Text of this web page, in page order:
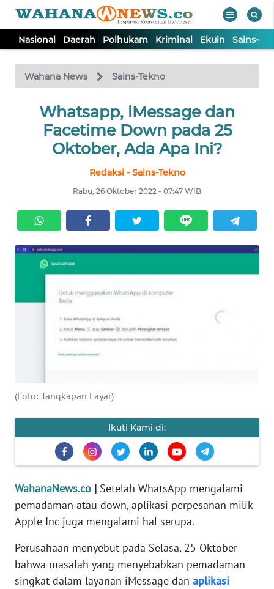
Nasional Daerah Polhukam Kriminal Ekuin Sains-
Wahana News Sains-Tekno
Whatsapp, iMessage dan
Facetime Down pada 25
Oktober, Ada Apa Ini?
Redaksi - Sains-Tekno
Rabu, 26 Oktober 2022 - 07:47 WIB
(Foto: Tangkapan Layar)
Ikuti Kami di:
WahanaNews.co | Setelah WhatsApp mengalami
pemadaman atau down, aplikasi perpesanan milik
Apple Inc juga mengalami hal serupa.
Perusahaan menyebut pada Selasa, 25 Oktober
bahwa masalah yang menyebabkan pemadaman
singkat dalam layanan iMessage dan aplikasi
TV
Tutup
NASIONAL
KRIMINAL
EKUIN
KESEHATAN
SERBA-SERBI
PENDIDIKAN
OLAHRAGA
OPINI
EDITORIAL
Informasi
INDEKS